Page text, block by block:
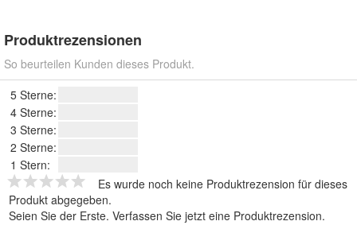
Produktrezensionen
So beurteilen Kunden dieses Produkt.
5 Sterne:
4 Sterne:
3 Sterne:
2 Sterne:
1 Stern:
Es wurde noch keine Produktrezension für dieses
Produkt abgegeben.
Seien Sie der Erste. Verfassen Sie jetzt eine Produktrezension.